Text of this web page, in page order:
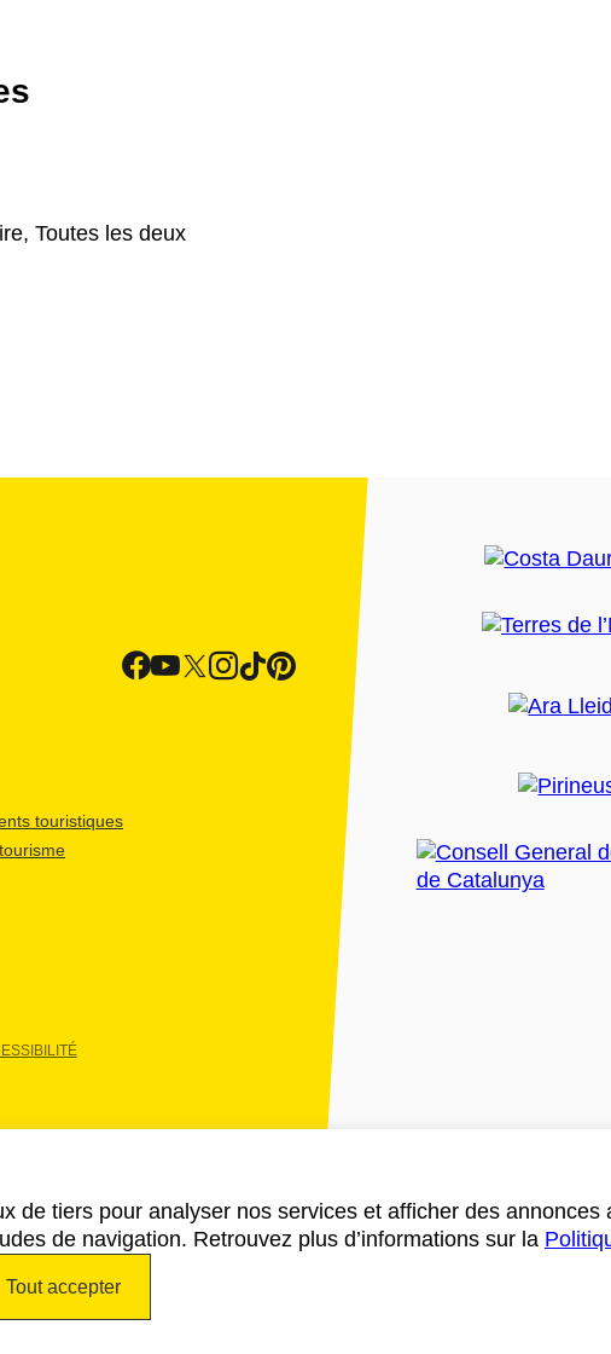
Toutes les deux
touristiques
de tiers pour analyser nos services et afficher des
de navigation. Retrouvez plus d’informations sur la
Tout accepter